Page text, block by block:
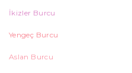
İkizler Burcu
Yengeç Burcu
Aslan Burcu